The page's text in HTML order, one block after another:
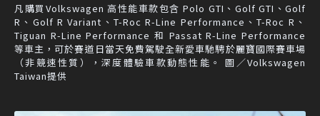
凡購買Volkswagen 高性能車款包含 Polo GTI、Golf GTI、Golf
R、Golf R Variant、T-Roc R-Line Performance、T-Roc R、
Tiguan R-Line Performance 和 Passat R-Line Performance
等車主，可於賽道日當天免費駕駛全新愛車馳騁於麗寶國際賽車場
（非競速性質），深度體驗車款動態性能。 圖／Volkswagen
Taiwan提供